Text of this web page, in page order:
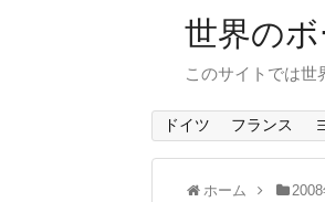
世界の
このサイトでは世
ドイツ フランス
ホーム